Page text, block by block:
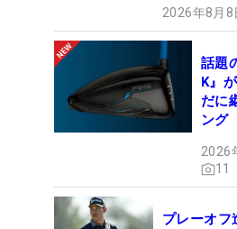
2026年8月8
話題
K』
だに
ング
2026
11
プレーオフ